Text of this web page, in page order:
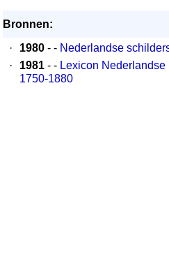
Bronnen:
·
1980 - - Nederlandse
·
1981 - - Lexicon
1750-1880